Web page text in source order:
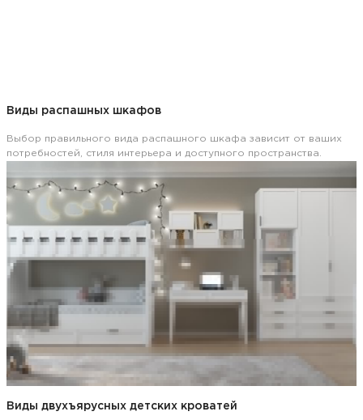
Виды распашных шкафов
Выбор правильного вида распашного шкафа зависит от ваших
потребностей, стиля интерьера и доступного пространства.
Виды двухъярусных детских кроватей